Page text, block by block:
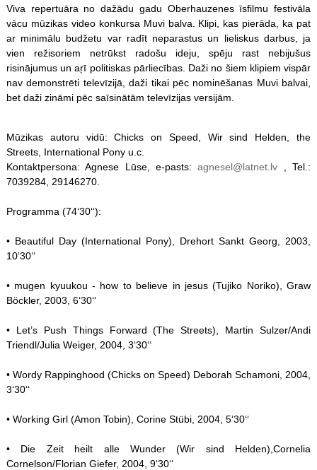
Viva repertuāra no dažādu gadu Oberhauzenes īsfilmu festivāla
vācu mūzikas video konkursa Muvi balva. Klipi, kas pierāda, ka pat
ar minimālu budžetu var radīt neparastus un lieliskus darbus, ja
vien režisoriem netrūkst radošu ideju, spēju rast nebijušus
risinājumus un aŗī politiskas pārliecības. Daži no šiem klipiem vispār
nav demonstrēti televīzijā, daži tikai pēc nominēšanas Muvi balvai,
bet daži zināmi pēc saīsinātām televīzijas versijām.
Mūzikas autoru vidū: Chicks on Speed, Wir sind Helden, the
Streets, International Pony u.c.
Kontaktpersona: Agnese Lūse, e-pasts:agnesel@latnet.lv , Tel.:
7039284, 29146270.
Programma (74‘30‘‘):
• Beautiful Day (International Pony), Drehort Sankt Georg, 2003,
10‘30‘‘
• mugen kyuukou - how to believe in jesus (Tujiko Noriko), Graw
Böckler, 2003, 6‘30‘‘
• Let’s Push Things Forward (The Streets), Martin Sulzer/Andi
Triendl/Julia Weiger, 2004, 3‘30‘‘
• Wordy Rappinghood (Chicks on Speed) Deborah Schamoni, 2004,
3‘30‘‘
• Working Girl (Amon Tobin), Corine Stübi, 2004, 5‘30‘‘
• Die Zeit heilt alle Wunder (Wir sind Helden),Cornelia
Cornelson/Florian Giefer, 2004, 9‘30‘‘